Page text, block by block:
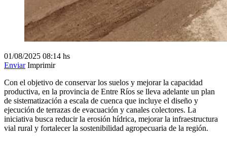
01/08/2025 08:14 hs
Enviar Imprimir
Con el objetivo de conservar los suelos y mejorar la capacidad
productiva, en la provincia de Entre Ríos se lleva adelante un plan
de sistematización a escala de cuenca que incluye el diseño y
ejecución de terrazas de evacuación y canales colectores. La
iniciativa busca reducir la erosión hídrica, mejorar la infraestructura
vial rural y fortalecer la sostenibilidad agropecuaria de la región.